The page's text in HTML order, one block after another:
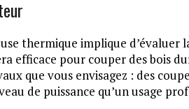
thermique implique d’évaluer
efficace pour couper des bois
que vous envisagez : des
de puissance qu’un usage